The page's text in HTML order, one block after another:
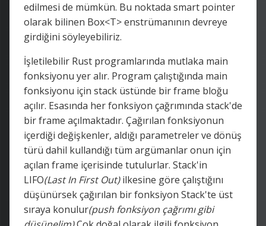
edilmesi de mümkün. Bu noktada smart pointer
olarak bilinen Box<T> enstrümanının devreye
girdiğini söyleyebiliriz.
İşletilebilir Rust programlarında mutlaka main
fonksiyonu yer alır. Program çalıştığında main
fonksiyonu için stack üstünde bir frame bloğu
açılır. Esasında her fonksiyon çağrımında stack'de
bir frame açılmaktadır. Çağırılan fonksiyonun
içerdiği değişkenler, aldığı parametreler ve dönüş
türü dahil kullandığı tüm argümanlar onun için
açılan frame içerisinde tutulurlar. Stack'in
LIFO(Last In First Out)ilkesine göre çalıştığını
düşünürsek çağırılan bir fonksiyon Stack'te üst
sıraya konulur(push fonksiyon çağrımı gibi